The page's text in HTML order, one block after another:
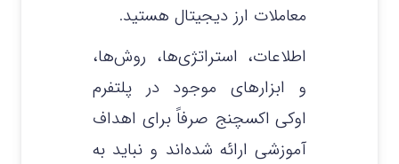
معاملات ارز دیجیتال هستید.
اطلاعات، استراتژی‌ها، روش‌ها،
و ابزارهای موجود در پلتفرم
اوکی اکسچنج صرفاً برای اهداف
آموزشی ارائه شده‌اند و نباید به